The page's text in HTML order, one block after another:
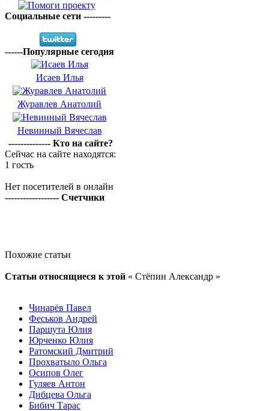
Социальные сети ---------
------Популярные сегодня
Исаев Илья
Журавлев Анатолий
Невинный Вячеслав
-------------- Кто на сайте?
Сейчас на сайте находятся:
1 гость
Нет посетителей в онлайн
------------------ Счетчики
Похожие статьи
Статьи относящиеся к этой « Стёпин Александр »
Чинарёв Павел
Феськов Андрей
Паршута Юлия
Юрченко Юлия
Ратомский Дмитрий
Прохватыло Ольга
Осипов Олег
Гуляев Антон
Дибцева Ольга
Бибич Тарас